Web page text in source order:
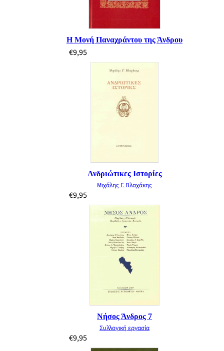
Η Μονή Παναχράντου της Άνδρου
€9,95
Ανδριώτικες Ιστορίες
Μιχάλης Γ. Βλαχάκης
€9,95
Νήσος Άνδρος 7
Συλλογική εργασία
€9,95